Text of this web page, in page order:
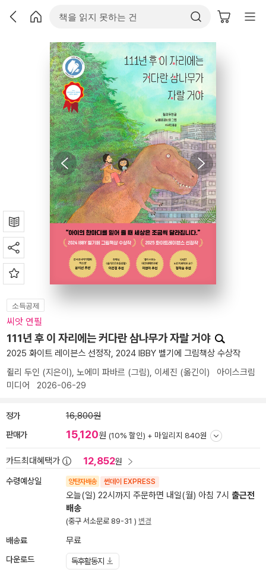
소득공제
씨앗 연필
111년 후 이 자리에는 커다란 삼나무가 자랄 거야
2025 화이트 레이븐스 선정작, 2024 IBBY 벨기에 그림책상 수상작
쥘리 두인 (지은이), 노에미 파바르 (그림), 이세진 (옮긴이) 아이스크림
미디어
2026-06-29
정가 16,800원
판매가 15,120원 (10% 할인) + 마일리지 840원
카드최대혜택가 12,852원
수령예상일 양탄자배송 썬데이 EXPRESS
오늘(일) 22시까지 주문하면 내일(월) 아침 7시 출근전
배송
(중구 서소문로 89-31 ) 변경
배송료 무료
다운로드 독후활동지